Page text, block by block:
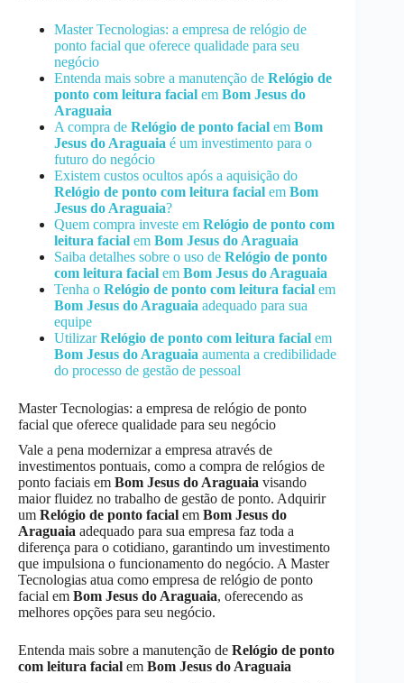
Master Tecnologias: a empresa de relógio de
ponto facial que oferece qualidade para seu
negócio
Entenda mais sobre a manutenção de Relógio de
ponto com leitura facial em Bom Jesus do
Araguaia
A compra de Relógio de ponto facial em Bom
Jesus do Araguaia é um investimento para o
futuro do negócio
Existem custos ocultos após a aquisição do
Relógio de ponto com leitura facial em Bom
Jesus do Araguaia?
Quem compra investe em Relógio de ponto com
leitura facial em Bom Jesus do Araguaia
Saiba detalhes sobre o uso de Relógio de ponto
com leitura facial em Bom Jesus do Araguaia
Tenha o Relógio de ponto com leitura facial em
Bom Jesus do Araguaia adequado para sua
equipe
UtilizarRelógio de ponto com leitura facial em
Bom Jesus do Araguaia aumenta a credibilidade
do processo de gestão de pessoal
Master Tecnologias: a empresa de relógio de ponto
facial que oferece qualidade para seu negócio
Vale a pena modernizar a empresa através de
investimentos pontuais, como a compra de relógios de
ponto faciais em Bom Jesus do Araguaia visando
maior fluidez no trabalho de gestão de ponto. Adquirir
um Relógio de ponto facial em Bom Jesus do
Araguaia adequado para sua empresa faz toda a
diferença para o cotidiano, garantindo um investimento
que impulsiona o funcionamento do negócio. A Master
Tecnologias atua como empresa de relógio de ponto
facial em Bom Jesus do Araguaia, oferecendo as
melhores opções para seu negócio.
Entenda mais sobre a manutenção de Relógio de ponto
com leitura facial em Bom Jesus do Araguaia